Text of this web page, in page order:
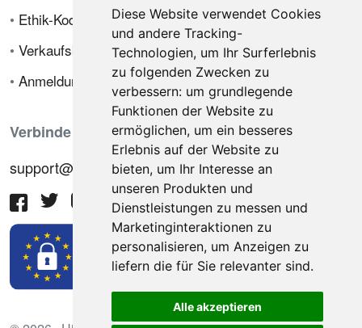
Diese Website verwendet Cookies
und andere Tracking-
Technologien, um Ihr Surferlebnis
zu folgenden Zwecken zu
verbessern: um grundlegende
Funktionen der Website zu
ermöglichen, um ein besseres
Erlebnis auf der Website zu
bieten, um Ihr Interesse an
unseren Produkten und
Dienstleistungen zu messen und
Marketinginteraktionen zu
personalisieren, um Anzeigen zu
liefern die für Sie relevanter sind.
Alle akzeptieren
• Ethik-Kodex
• Verkaufsbedingungen
• Anmeldung
Verbinde dich mit uns
support@hiringnotes.com